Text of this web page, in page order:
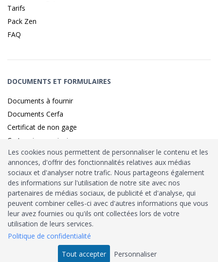
Tarifs
Pack Zen
FAQ
DOCUMENTS ET FORMULAIRES
Documents à fournir
Documents Cerfa
Certificat de non gage
Carte grise provisoire
Identité sécurisé parFranceConnect
HabilitationMinistère de l’Intérieur: n°212900
Agrément Trésor Public
Tous droits réservés © 2026
Les cookies nous permettent de personnaliser le contenu et les
annonces, d'offrir des fonctionnalités relatives aux médias
sociaux et d'analyser notre trafic. Nous partageons également
des informations sur l'utilisation de notre site avec nos
partenaires de médias sociaux, de publicité et d'analyse, qui
peuvent combiner celles-ci avec d'autres informations que vous
leur avez fournies ou qu'ils ont collectées lors de votre
utilisation de leurs services.
Politique de confidentialité
Tout accepter
Personnaliser